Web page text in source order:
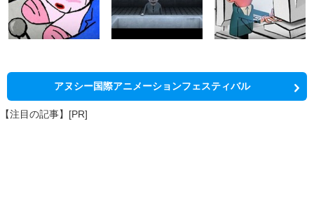
アヌシー国際アニメーションフェスティバル
【注目の記事】[PR]